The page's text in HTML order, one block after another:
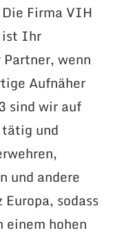
Firma VIH
ist Ihr
wenn
Aufnäher
sind wir auf
und
und andere
sodass
einem hohen